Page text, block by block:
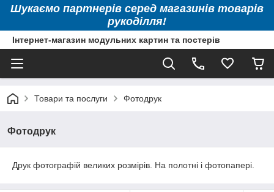
Шукаємо партнерів серед магазинів товарів
рукоділля!
Інтернет-магазин модульних картин та постерів
Товари та послуги Фотодрук
Фотодрук
Друк фотографій великих розмірів. На полотні і фотопапері.